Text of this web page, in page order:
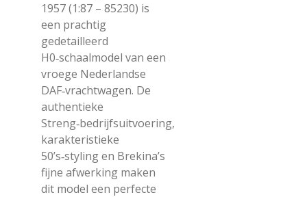
1957 (1:87 – 85230) is
een prachtig
gedetailleerd
H0‑schaalmodel van een
vroege Nederlandse
DAF‑vrachtwagen. De
authentieke
Streng‑bedrijfsuitvoering,
karakteristieke
50’s‑styling en Brekina’s
fijne afwerking maken
dit model een perfecte